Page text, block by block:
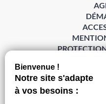
S’abonner
POLITIQUE DE